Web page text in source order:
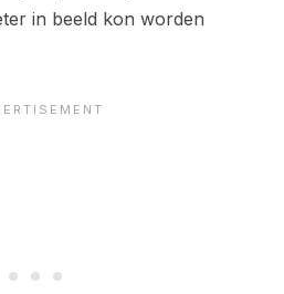
in beeld kon worden